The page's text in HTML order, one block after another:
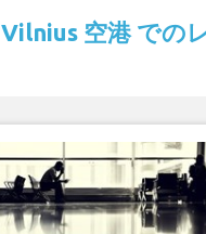
Vilnius 空港 での